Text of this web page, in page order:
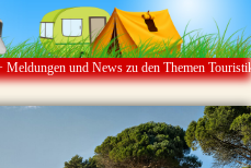
und News zu den Themen Touristik